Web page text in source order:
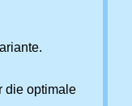
die optimale